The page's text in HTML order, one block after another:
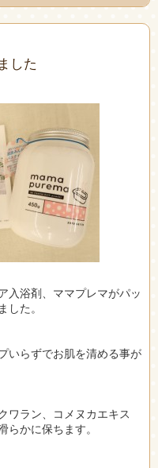
した
入浴剤、ママプレマがパッ
た。
いらずでお肌を清める事が
ワラン、コメヌカエキス
かに保ちます。